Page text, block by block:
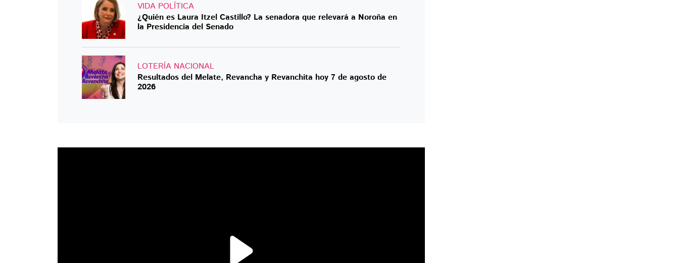
VIDA POLÍTICA
¿Quién es Laura Itzel Castillo? La senadora que relevará a Noroña en
la Presidencia del Senado
LOTERÍA NACIONAL
Resultados del Melate, Revancha y Revanchita hoy 7 de agosto de
2026